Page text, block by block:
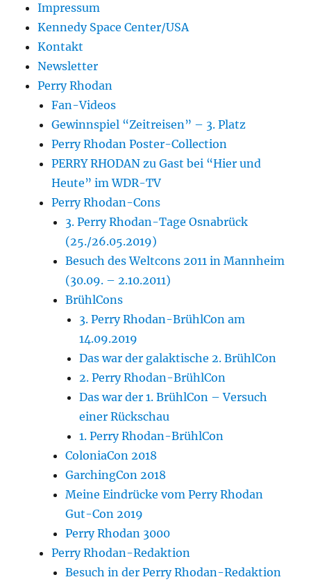
Impressum
Kennedy Space Center/USA
Kontakt
Newsletter
Perry Rhodan
Fan-Videos
Gewinnspiel “Zeitreisen” – 3. Platz
Perry Rhodan Poster-Collection
PERRY RHODAN zu Gast bei “Hier und
Heute” im WDR-TV
Perry Rhodan-Cons
3. Perry Rhodan-Tage Osnabrück
(25./26.05.2019)
Besuch des Weltcons 2011 in Mannheim
(30.09. – 2.10.2011)
BrühlCons
3. Perry Rhodan-BrühlCon am
14.09.2019
Das war der galaktische 2. BrühlCon
2. Perry Rhodan-BrühlCon
Das war der 1. BrühlCon – Versuch
einer Rückschau
1. Perry Rhodan-BrühlCon
ColoniaCon 2018
GarchingCon 2018
Meine Eindrücke vom Perry Rhodan
Gut-Con 2019
Perry Rhodan 3000
Perry Rhodan-Redaktion
Besuch in der Perry Rhodan-Redaktion